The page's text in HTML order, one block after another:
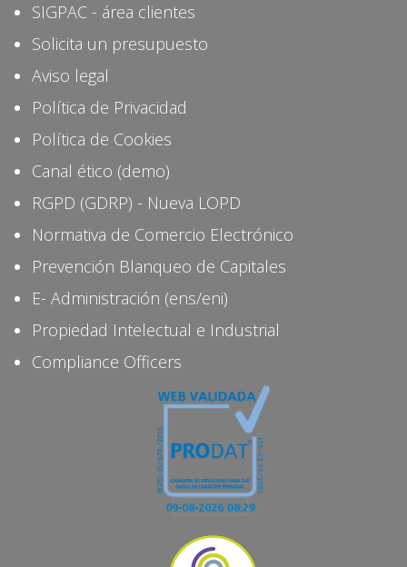
SIGPAC - área clientes
Solicita un presupuesto
Aviso legal
Política de Privacidad
Política de Cookies
Canal ético (demo)
RGPD (GDRP) - Nueva LOPD
Normativa de Comercio Electrónico
Prevención Blanqueo de Capitales
E- Administración (ens/eni)
Propiedad Intelectual e Industrial
Compliance Officers